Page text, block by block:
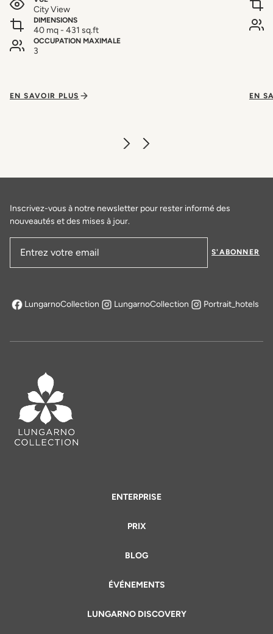
City View
DIMENSIONS
40 mq - 431 sq.ft
OCCUPATION MAXIMALE
3
EN SAVOIR PLUS EN
ENTERPRISE
PRIX
BLOG
ÉVÉNEMENTS
LUNGARNO DISCOVERY
Inscrivez-vous à notre newsletter pour rester informé des
nouveautés et des mises à jour.
S'ABONNER
LungarnoCollection
s'ouvre dans un nouvel onglet
LungarnoCollection Portrait_hotels